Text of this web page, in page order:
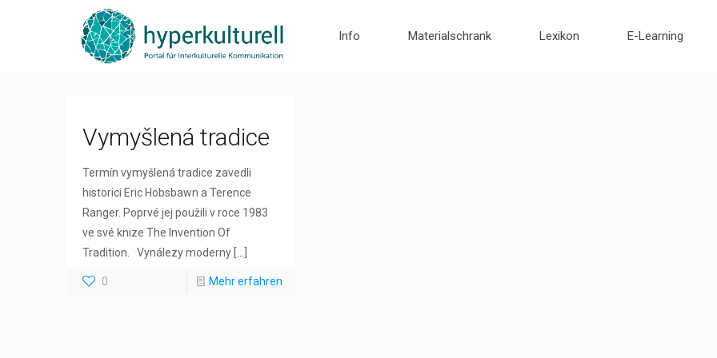
Info Materialschrank Lexikon E-Learning
Vymyšlená tradice
Termín vymyšlená tradice zavedli
historici Eric Hobsbawn a Terence
Ranger. Poprvé jej použili v roce 1983
ve své knize The Invention Of
Tradition. Vynálezy moderny
0 Mehr erfahren